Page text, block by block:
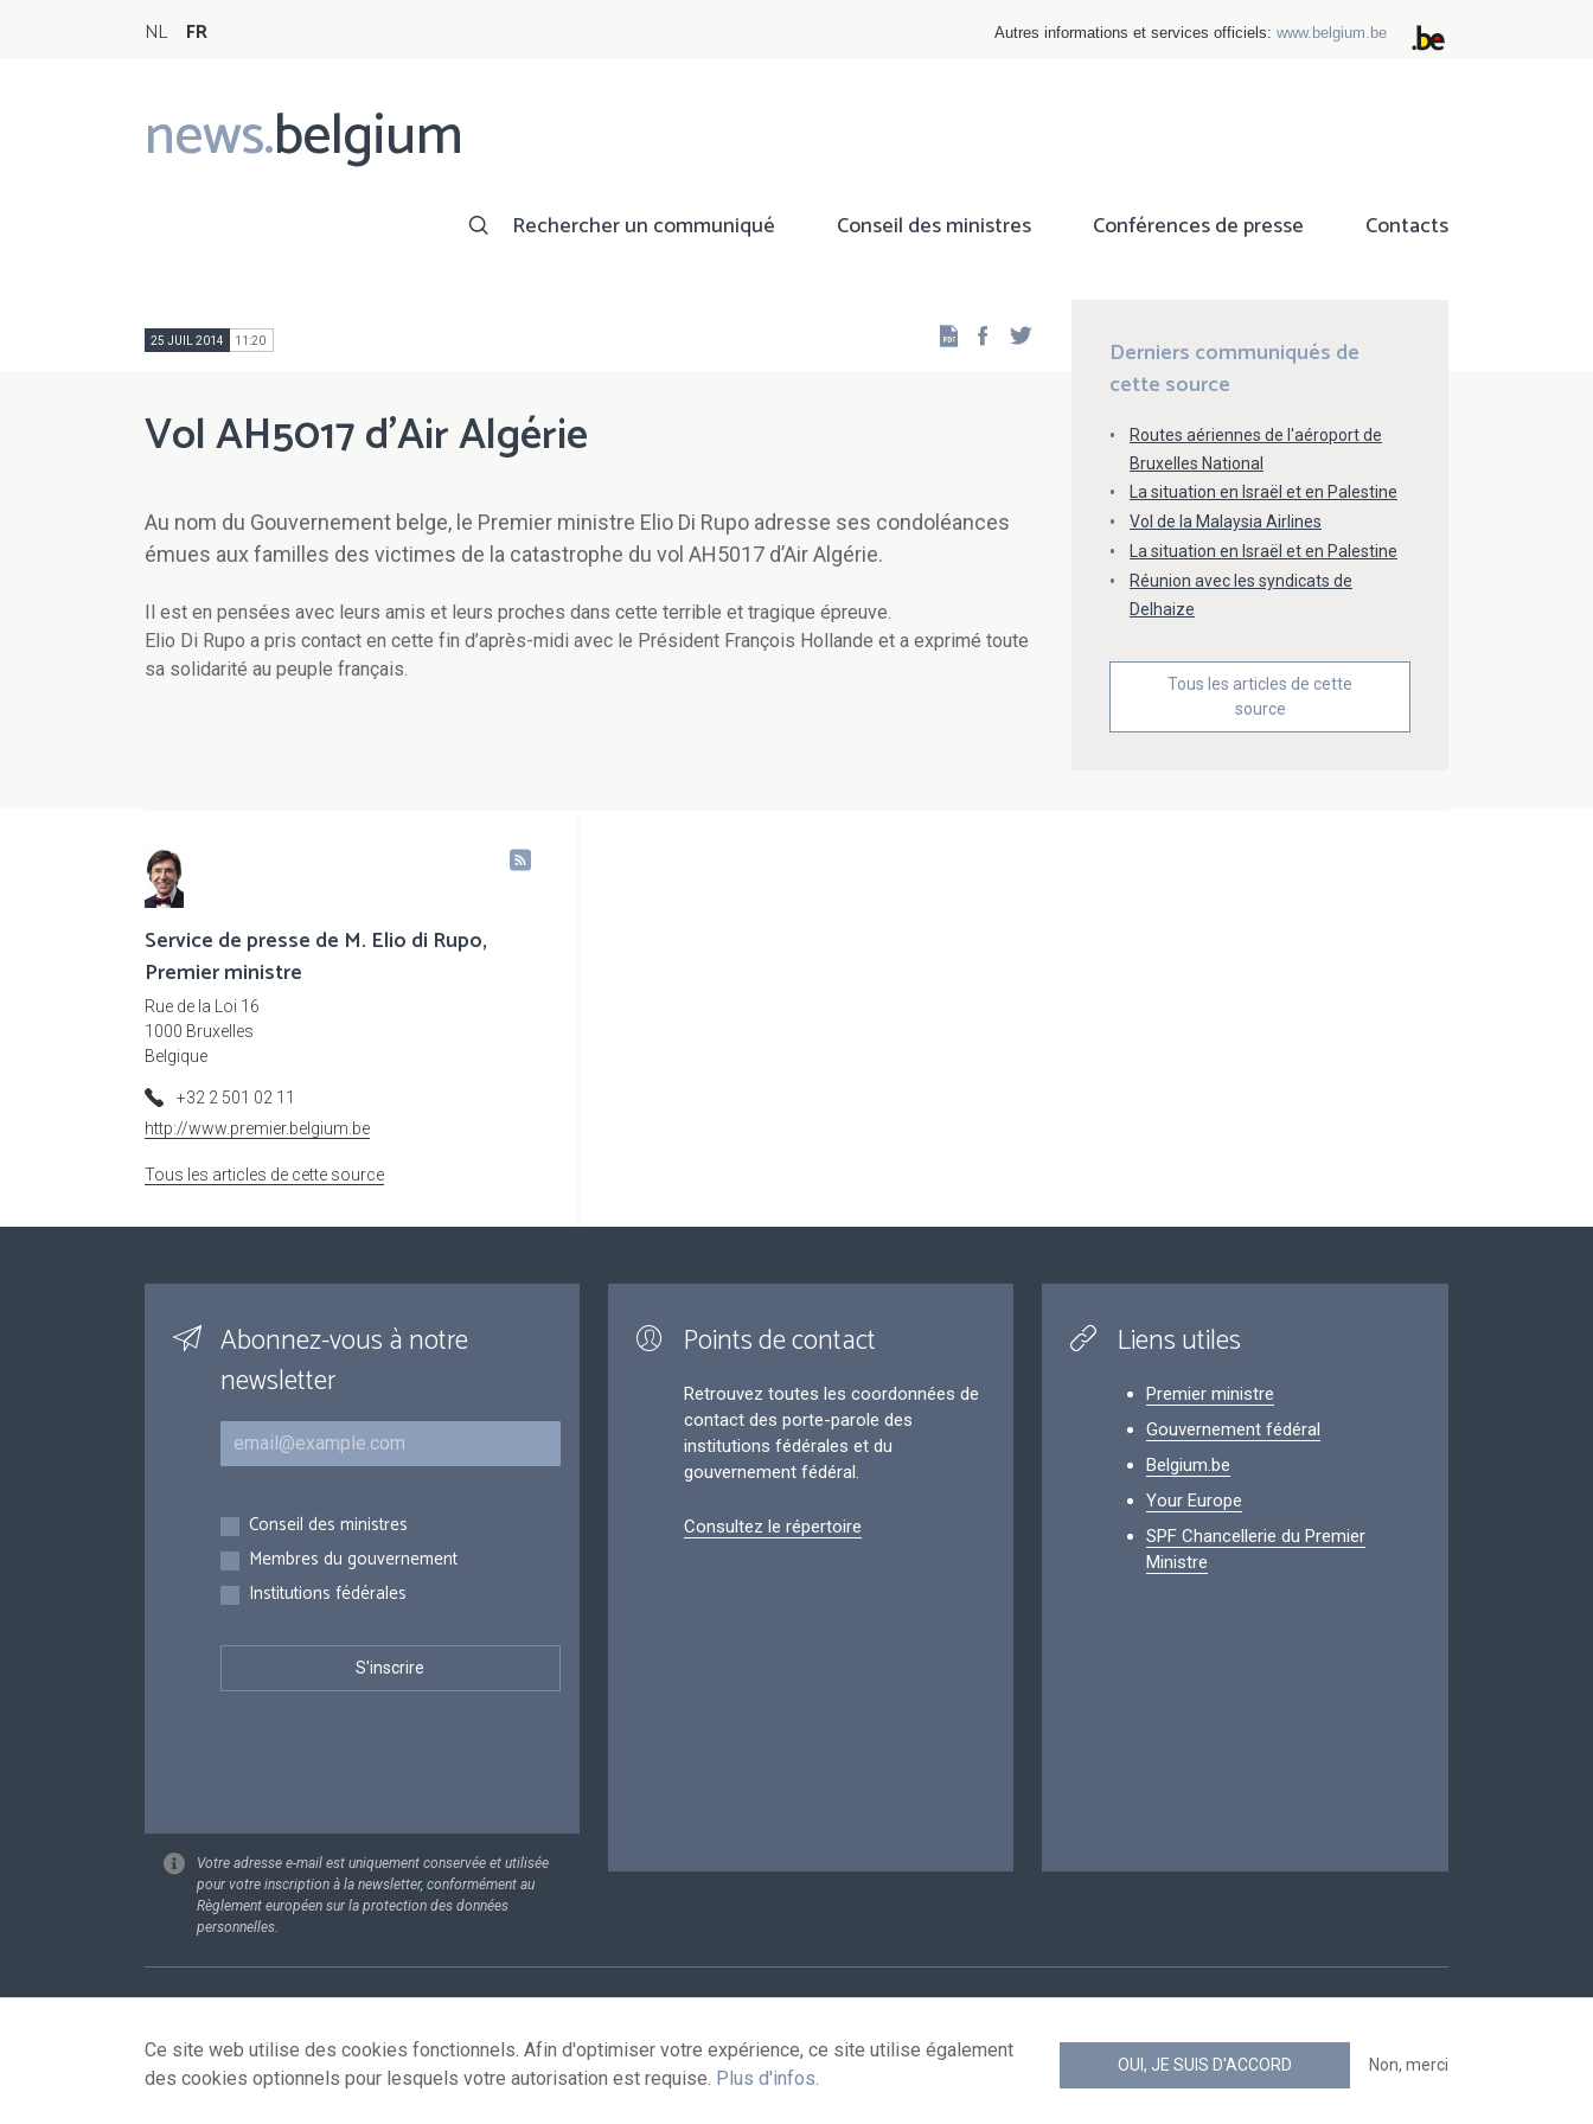
NL FR Autres informations et services officiels: www.belgium.be
news.belgium
Main
navigation
Rechercher un communiqué Conseil des ministres Conférences de presse Contacts
25 JUIL 2014 11:20 Facebook
Vol AH5017 d'Air Algérie
Au nom du Gouvernement belge, le Premier ministre Elio Di Rupo adresse ses condoléances
émues aux familles des victimes de la catastrophe du vol AH5017 d’Air Algérie.
Il est en pensées avec leurs amis et leurs proches dans cette terrible et tragique épreuve.
Elio Di Rupo a pris contact en cette fin d’après-midi avec le Président François Hollande et a exprimé toute
sa solidarité au peuple français.
Derniers communiqués de
cette source
Routes aériennes de l'aéroport de
Bruxelles National
La situation en Israël et en Palestine
Vol de la Malaysia Airlines
La situation en Israël et en Palestine
Réunion avec les syndicats de
Delhaize
Tous les articles de cette
source
Service de presse de M. Elio di Rupo,
Premier ministre
Rue de la Loi 16
1000 Bruxelles
Belgique
+32 2 501 02 11
http://www.premier.belgium.be
Tous les articles de cette source
Abonnez-vous à notre
newsletter
Courriel
Inscriptions
Conseil des ministres
Membres du gouvernement
Institutions fédérales
Votre adresse e-mail est uniquement conservée et utilisée
pour votre inscription à la newsletter, conformément au
Règlement européen sur la protection des données
personnelles.
Points de contact
Retrouvez toutes les coordonnées de
contact des porte-parole des
institutions fédérales et du
gouvernement fédéral.
Consultez le répertoire
Liens utiles
Premier ministre
Gouvernement fédéral
Belgium.be
Your Europe
SPF Chancellerie du Premier
Ministre
Footer
Ce site web utilise des cookies fonctionnels. Afin d'optimiser votre expérience, ce site utilise également
des cookies optionnels pour lesquels votre autorisation est requise. Plus d'infos.
OUI, JE SUIS D'ACCORD Non, merci